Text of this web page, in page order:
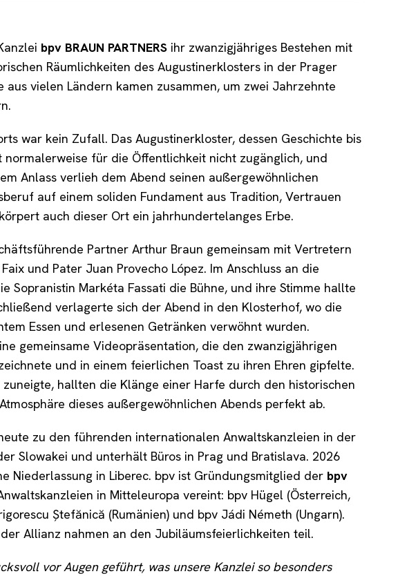
bpv BRAUN PARTNERS ihr zwanzigjähriges Bestehen mit
Räumlichkeiten des Augustinerklosters in der Prager
aus vielen Ländern kamen zusammen, um zwei Jahrzehnte
war kein Zufall. Das Augustinerkloster, dessen Geschichte bis
normalerweise für die Öffentlichkeit nicht zugänglich, und
Anlass verlieh dem Abend seinen außergewöhnlichen
auf einem soliden Fundament aus Tradition, Vertrauen
auch dieser Ort ein jahrhundertelanges Erbe.
Partner Arthur Braun gemeinsam mit Vertretern
und Pater Juan Provecho López. Im Anschluss an die
Sopranistin Markéta Fassati die Bühne, und ihre Stimme hallte
verlagerte sich der Abend in den Klosterhof, wo die
Essen und erlesenen Getränken verwöhnt wurden.
gemeinsame Videopräsentation, die den zwanzigjährigen
und in einem feierlichen Toast zu ihren Ehren gipfelte.
hallten die Klänge einer Harfe durch den historischen
dieses außergewöhnlichen Abends perfekt ab.
zu den führenden internationalen Anwaltskanzleien in der
Slowakei und unterhält Büros in Prag und Bratislava. 2026
Niederlassung in Liberec. bpv ist Gründungsmitglied der bpv
in Mitteleuropa vereint: bpv Hügel (Österreich,
Ștefănică (Rumänien) und bpv Jádi Németh (Ungarn).
Allianz nahmen an den Jubiläumsfeierlichkeiten teil.
vor Augen geführt, was unsere Kanzlei so besonders